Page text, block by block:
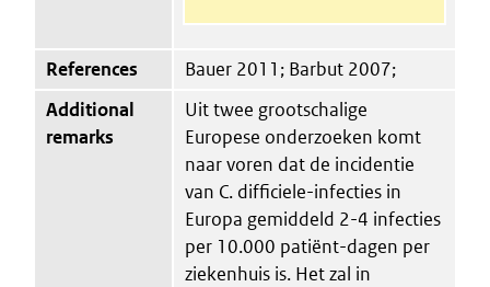
References
Bauer 2011; Barbut 2007;
Additional
remarks
Uit twee grootschalige
Europese onderzoeken komt
naar voren dat de incidentie
van C. difficiele-infecties in
Europa gemiddeld 2-4 infecties
per 10.000 patiënt-dagen per
ziekenhuis is. Het zal in